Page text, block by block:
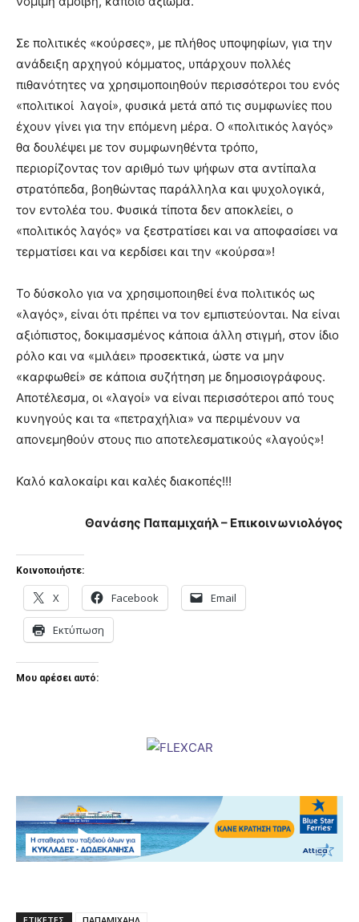
Σε πολιτικές «κούρσες», με πλήθος υποψηφίων, για την
ανάδειξη αρχηγού κόμματος, υπάρχουν πολλές
πιθανότητες να χρησιμοποιηθούν περισσότεροι του ενός
«πολιτικοί λαγοί», φυσικά μετά από τις συμφωνίες που
έχουν γίνει για την επόμενη μέρα. Ο «πολιτικός λαγός»
θα δουλέψει με τον συμφωνηθέντα τρόπο,
περιορίζοντας τον αριθμό των ψήφων στα αντίπαλα
στρατόπεδα, βοηθώντας παράλληλα και ψυχολογικά,
τον εντολέα του. Φυσικά τίποτα δεν αποκλείει, ο
«πολιτικός λαγός» να ξεστρατίσει και να αποφασίσει να
τερματίσει και να κερδίσει και την «κούρσα»!
Το δύσκολο για να χρησιμοποιηθεί ένα πολιτικός ως
«λαγός», είναι ότι πρέπει να τον εμπιστεύονται. Να είναι
αξιόπιστος, δοκιμασμένος κάποια άλλη στιγμή, στον ίδιο
ρόλο και να «μιλάει» προσεκτικά, ώστε να μην
«καρφωθεί» σε κάποια συζήτηση με δημοσιογράφους.
Αποτέλεσμα, οι «λαγοί» να είναι περισσότεροι από τους
κυνηγούς και τα «πετραχήλια» να περιμένουν να
απονεμηθούν στους πιο αποτελεσματικούς «λαγούς»!
Καλό καλοκαίρι και καλές διακοπές!!!
Θανάσης Παπαμιχαήλ – Επικοινωνιολόγος
Κοινοποιήστε:
X Facebook Email
Εκτύπωση
Μου αρέσει αυτό: